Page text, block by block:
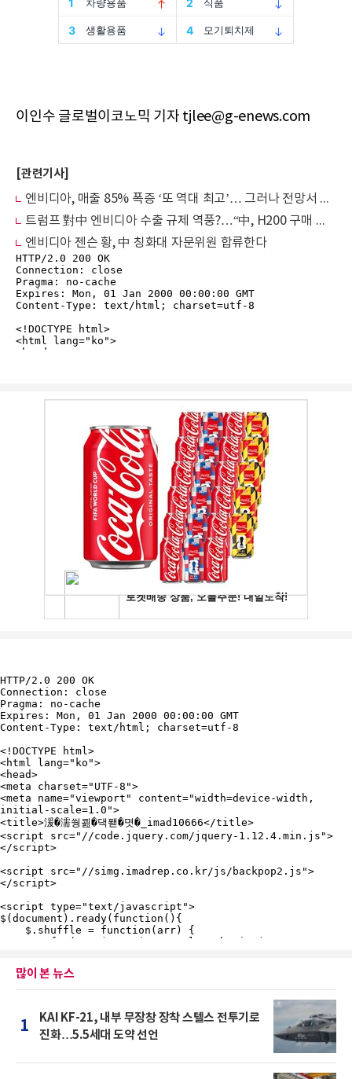
이인수 글로벌이코노믹 기자 tjlee@g-enews.com
[관련기사]
엔비디아, 매출 85% 폭증 ‘또 역대 최고’… 그러나 전망서 中은 끝내 제외
트럼프 對中 엔비디아 수출 규제 역풍?…“中, H200 구매 전면 거부”
엔비디아 젠슨 황, 中 칭화대 자문위원 합류한다
많이 본 뉴스
1
KAI KF-21, 내부 무장창 장착 스텔스 전투기로
진화…5.5세대 도약 선언